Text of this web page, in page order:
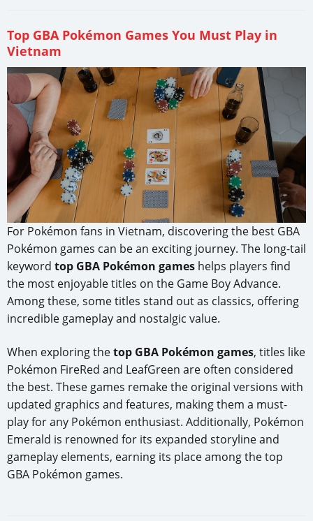
Top GBA Pokémon Games You Must Play in
Vietnam
For Pokémon fans in Vietnam, discovering the best GBA
Pokémon games can be an exciting journey. The long-tail
keyword top GBA Pokémon games helps players find
the most enjoyable titles on the Game Boy Advance.
Among these, some titles stand out as classics, offering
incredible gameplay and nostalgic value.
When exploring thetop GBA Pokémon games, titles like
Pokémon FireRed and LeafGreen are often considered
the best. These games remake the original versions with
updated graphics and features, making them a must-
play for any Pokémon enthusiast. Additionally, Pokémon
Emerald is renowned for its expanded storyline and
gameplay elements, earning its place among the top
GBA Pokémon games.